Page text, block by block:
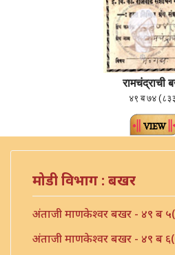
रामचंद्राची
४९ ब ७४
मोडी विभाग : बखर
अंताजी माणकेश्वर बखर - ४९ ब
अंताजी माणकेश्वर बखर - ४९ ब